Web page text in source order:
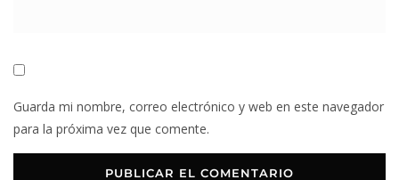
Guarda mi nombre, correo electrónico y web en este navegador
para la próxima vez que comente.